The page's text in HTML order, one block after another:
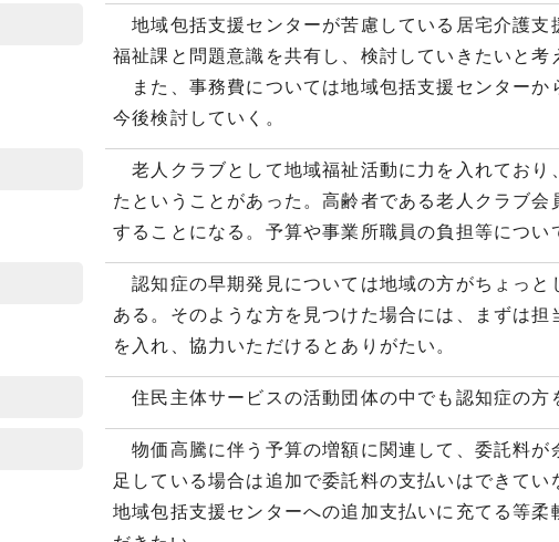
地域包括支援センターが苦慮している居宅介護支
福祉課と問題意識を共有し、検討していきたいと考
また、事務費については地域包括支援センターか
今後検討していく。
老人クラブとして地域福祉活動に力を入れており
たということがあった。高齢者である老人クラブ
することになる。予算や事業所職員の負担等につい
認知症の早期発見については地域の方がちょっと
ある。そのような方を見つけた場合には、まずは
を入れ、協力いただけるとありがたい。
住民主体サービスの活動団体の中でも認知症の方
物価高騰に伴う予算の増額に関連して、委託料が
足している場合は追加で委託料の支払いはできて
地域包括支援センターへの追加支払いに充てる等